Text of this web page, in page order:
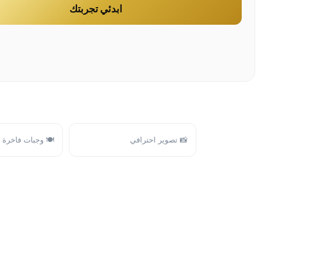
ابدئي تجربتك
📸 تصوير احترافي 🍽 وجبات فاخرة